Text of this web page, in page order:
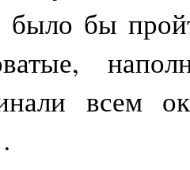
бы
всем